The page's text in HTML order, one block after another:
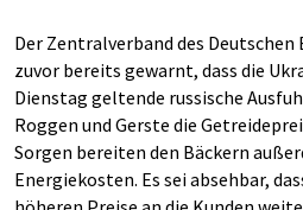
Der Zentralverband des
zuvor bereits gewarnt, dass die
Dienstag geltende russische
Roggen und Gerste die
Sorgen bereiten den Bäckern
Energiekosten. Es sei absehbar,